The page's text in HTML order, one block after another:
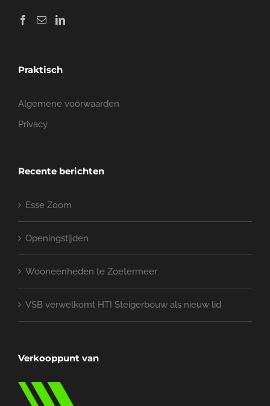
Praktisch
Algemene voorwaarden
Privacy
Recente berichten
Esse Zoom
Openingstijden
Wooneenheden te Zoetermeer
VSB verwelkomt HTI Steigerbouw als nieuw lid
Verkooppunt van